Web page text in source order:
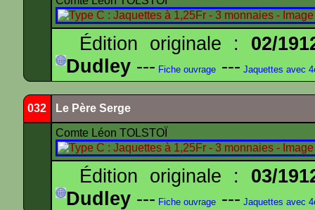
Édition originale : 02/
Dudley --- Fiche ouvrage --- Jaquettes avec
032 Le Père Serge
Comte Léon TOLSTOÏ
Édition originale : 03/
Dudley --- Fiche ouvrage --- Jaquettes avec